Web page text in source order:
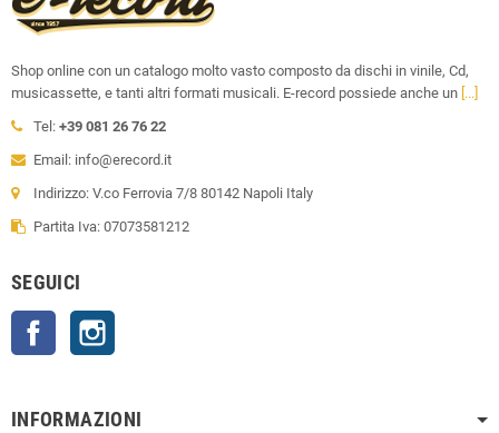
Shop online con un catalogo molto vasto composto da dischi in vinile, Cd,
musicassette, e tanti altri formati musicali. E-record possiede anche un [...]
Tel: +39 081 26 76 22
Email: info@erecord.it
Indirizzo: V.co Ferrovia 7/8 80142 Napoli Italy
Partita Iva: 07073581212
SEGUICI
Facebook
INFORMAZIONI